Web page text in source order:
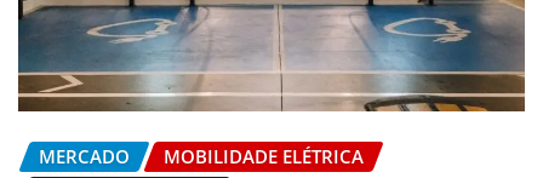
MERCADO
MOBILIDADE ELÉTRICA